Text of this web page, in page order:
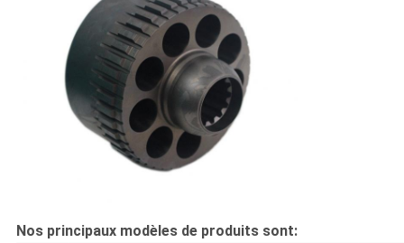
Nos principaux modèles de produits sont: